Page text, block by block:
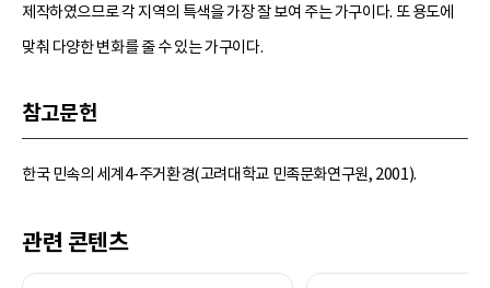
제작하였으므로 각 지역의 특색을 가장 잘 보여 주는 가구이다. 또 용도에
맞춰 다양한 변화를 줄 수 있는 가구이다.
참고문헌
한국 민속의 세계4-주거환경(고려대학교 민족문화연구원, 2001).
관련 콘텐츠